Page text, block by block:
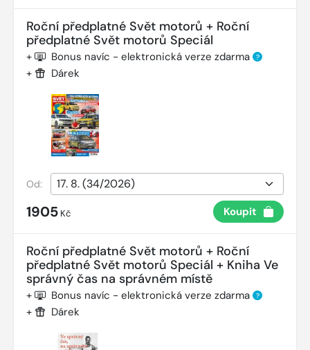
Roční předplatné Svět motorů + Roční
předplatné Svět motorů Speciál
+ Bonus navíc - elektronická verze zdarma ?
+ Dárek
Od:
1905 Kč Koupit
Roční předplatné Svět motorů + Roční
předplatné Svět motorů Speciál + Kniha Ve
správný čas na správném místě
+ Bonus navíc - elektronická verze zdarma ?
+ Dárek